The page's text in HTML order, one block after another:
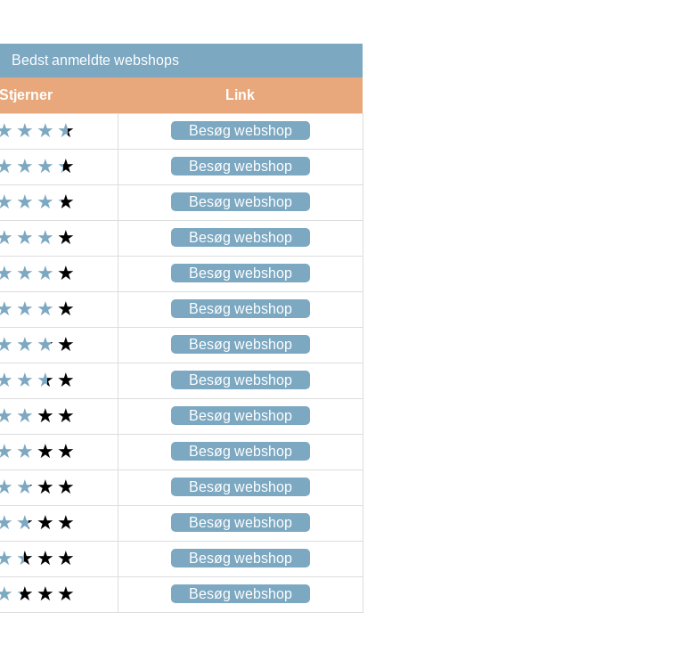
Bedst anmeldte webshops
Stjerner Link
Besøg webshop
Besøg webshop
Besøg webshop
Besøg webshop
Besøg webshop
Besøg webshop
Besøg webshop
Besøg webshop
Besøg webshop
Besøg webshop
Besøg webshop
Besøg webshop
Besøg webshop
Besøg webshop